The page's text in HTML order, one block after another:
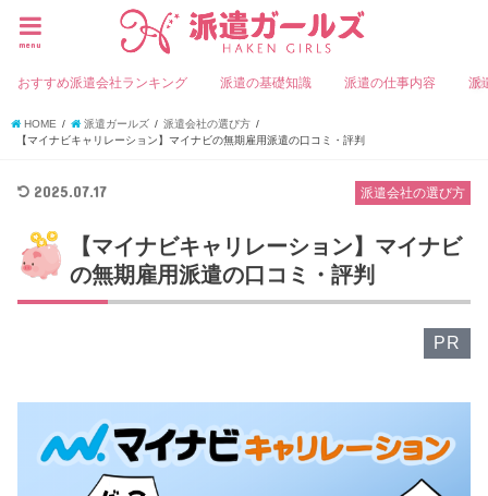
menu
おすすめ派遣会社ランキング 派遣の基礎知識 派遣の仕事内容 派
HOME 派遣ガールズ
派遣会社の選び方
【マイナビキャリレーション】マイナビの無期雇用派遣の口コミ・評判
派遣会社の選び方
2025.07.17
【マイナビキャリレーション】マイナビ
の無期雇用派遣の口コミ・評判
PR